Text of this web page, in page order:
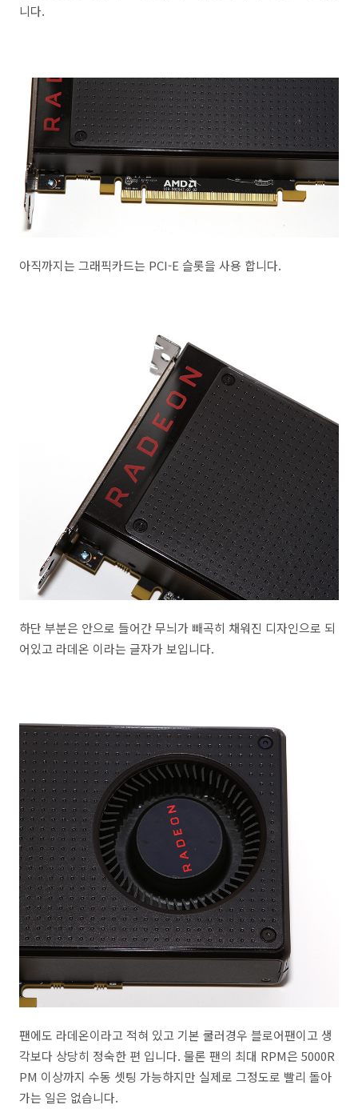
니다.
아직까지는 그래픽카드는 PCI-E 슬롯을 사용 합니다.
하단 부분은 안으로 들어간 무늬가 빼곡히 채워진 디자인으로 되
어있고 라데온 이라는 글자가 보입니다.
팬에도 라데온이라고 적혀 있고 기본 쿨러경우 블로어팬이고 생
각보다 상당히 정숙한 편 입니다. 물론 팬의 최대 RPM은 5000R
PM 이상까지 수동 셋팅 가능하지만 실제로 그정도로 빨리 돌아
가는 일은 없습니다.